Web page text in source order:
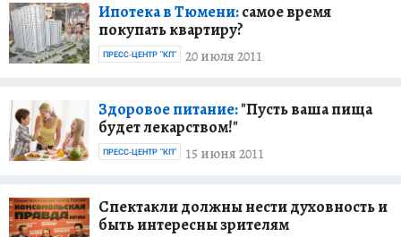
Ипотека в Тюмени:самое время
покупать квартиру?
20 июля 2011
ПРЕСС-ЦЕНТР "КП"
Здоровое питание:"Пусть ваша пища
будет лекарством!"
15 июня 2011
ПРЕСС-ЦЕНТР "КП"
Спектакли должны нести духовность и
быть интересны зрителям